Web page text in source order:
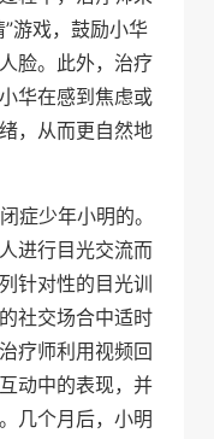
游戏，鼓励小华
脸。此外，治疗
华在感到焦虑或
，从而更自然地
症少年小明的。
进行目光交流而
针对性的目光训
社交场合中适时
疗师利用视频回
动中的表现，并
几个月后，小明